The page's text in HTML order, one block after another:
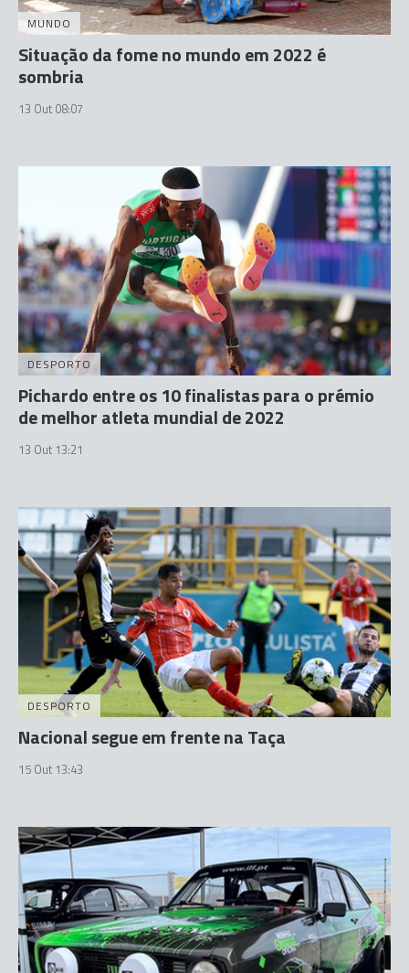
MUNDO
Situação da fome no mundo em 2022 é
sombria
13 Out 08:07
DESPORTO
Pichardo entre os 10 finalistas para o prémio
de melhor atleta mundial de 2022
13 Out 13:21
DESPORTO
Nacional segue em frente na Taça
15 Out 13:43